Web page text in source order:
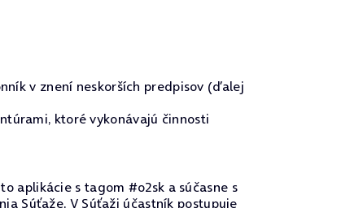
v znení neskorších predpisov (ďalej
ktoré vykonávajú činnosti
aplikácie s tagom #o2sk a súčasne s
Súťaže. V Súťaži účastník postupuje